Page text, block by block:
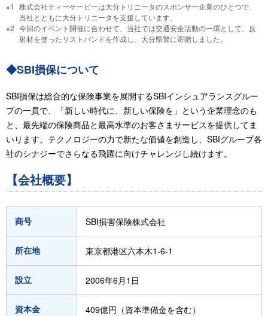
株式会社ティーケーピーは大分トリニータのスポンサー企業のひとつで、
当社とともに大分トリニータを支援しています。
今回のイベント開催に合わせて、当社では交通安全活動の一環として、反
射材を使ったリストバンドを作成し、大分県警に寄贈しました。
◆SBI損保について
SBI損保は総合的な保険事業を展開するSBIインシュアランスグルー
プの一員で、「新しい時代に、新しい保険を」という企業理念のも
と、最先端の保険商品と最高水準のお客さまサービスを提供してま
いります。テクノロジーの力で新たな価値を創造し、SBIグループ各
社のシナジーでさらなる飛躍に向けチャレンジし続けます。
【会社概要】
商号 SBI損害保険株式会社
所在地 東京都港区六本木1-6-1
設立 2006年6月1日
資本金 409億円（資本準備金を含む）